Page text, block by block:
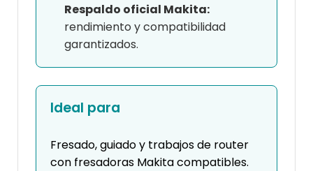
Respaldo oficial Makita:
rendimiento y compatibilidad
garantizados.
Ideal para
Fresado, guiado y trabajos de router
con fresadoras Makita compatibles.